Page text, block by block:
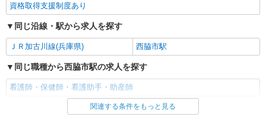
資格取得支援制度あり
同じ沿線・駅から求人を探す
ＪＲ加古川線(兵庫県) 西脇市駅
同じ職種から西脇市駅の求人を探す
看護師・保健師・看護助手・助産師
同じ雇用形態から西脇市駅の求人を探す
関連する条件をもっと見る